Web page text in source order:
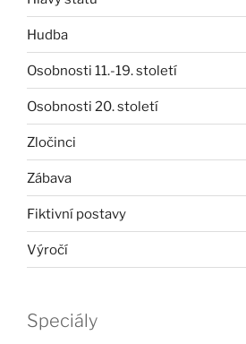
Hudba
Osobnosti 11.-19. století
Osobnosti 20. století
Zločinci
Zábava
Fiktivní postavy
Výročí
Speciály